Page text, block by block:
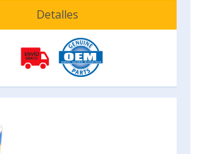
Detalles